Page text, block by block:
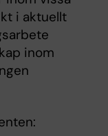
i aktuellt
inom